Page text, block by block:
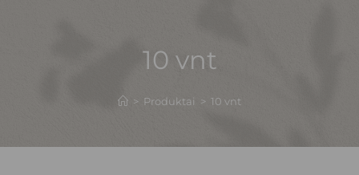
10 vnt
> Produktai > 10 vnt